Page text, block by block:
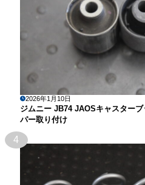
2026年1月10日
ジムニー JB74 JAOSキャスター
パー取り付け
4